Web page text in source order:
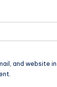
and website